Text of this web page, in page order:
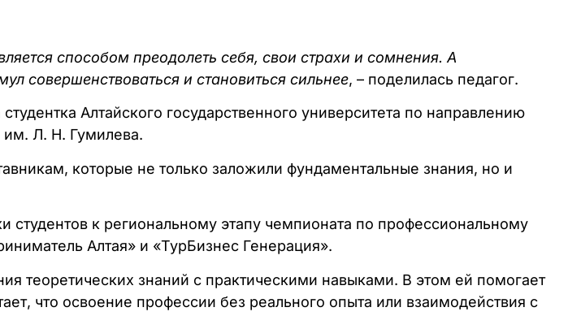
способом преодолеть себя, свои страхи и сомнения. А
совершенствоваться и становиться сильнее, – поделилась педагог.
Алтайского государственного университета по направлению
им. Л. Н. Гумилева.
которые не только заложили фундаментальные знания, но и
к региональному этапу чемпионата по профессиональному
Алтая» и «ТурБизнес Генерация».
теоретических знаний с практическими навыками. В этом ей помогает
что освоение профессии без реального опыта или взаимодействия с